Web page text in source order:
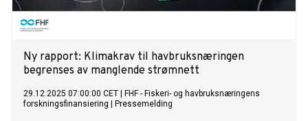
Ny rapport: Klimakrav til havbruksnæringen
begrenses av manglende strømnett
29.12.2025 07:00:00 CET
FHF - Fiskeri- og havbruksnæringens
forskningsfinansiering
Pressemelding